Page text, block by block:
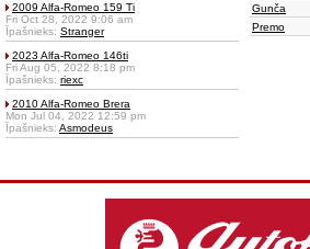
2009 Alfa-Romeo 159 Ti
Fri Oct 28, 2022 9:06 am
Īpašnieks: Stranger
2023 Alfa-Romeo 146ti
Fri Aug 05, 2022 8:18 pm
Īpašnieks: riexc
2010 Alfa-Romeo Brera
Mon Jul 04, 2022 12:59 pm
Īpašnieks: Asmodeus
Gunča
Premo